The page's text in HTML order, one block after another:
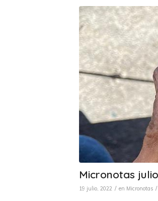
Micronotas
19 julio, 2022 / en Micronotas /